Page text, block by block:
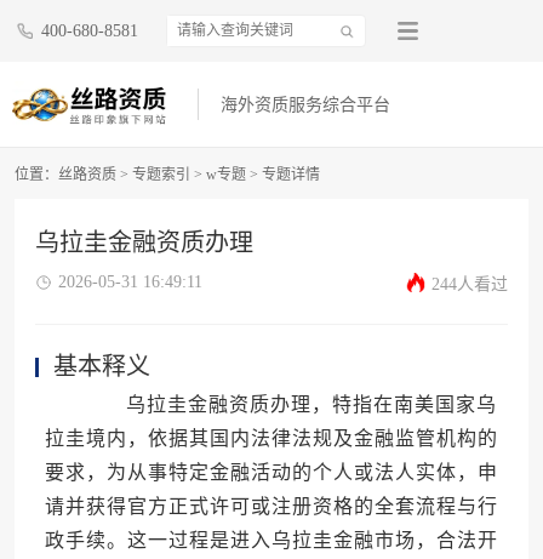
400-680-8581
海外资质服务综合平台
位置： 丝路资质 > 专题索引 > w专题 > 专题详情
乌拉圭金融资质办理
2026-05-31 16:49:11 244人看过
基本释义
乌拉圭金融资质办理，特指在南美国家乌
拉圭境内，依据其国内法律法规及金融监管机构的
要求，为从事特定金融活动的个人或法人实体，申
请并获得官方正式许可或注册资格的全套流程与行
政手续。这一过程是进入乌拉圭金融市场，合法开